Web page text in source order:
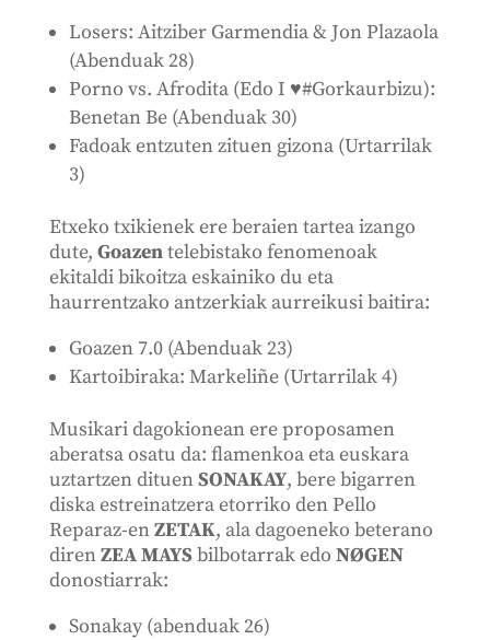
Losers: Aitziber Garmendia & Jon Plazaola
(Abenduak 28)
Porno vs. Afrodita (Edo I ♥#Gorkaurbizu):
Benetan Be (Abenduak 30)
Fadoak entzuten zituen gizona (Urtarrilak
3)
Etxeko txikienek ere beraien tartea izango
dute, Goazentelebistako fenomenoak
ekitaldi bikoitza eskainiko du eta
haurrentzako antzerkiak aurreikusi baitira:
Goazen 7.0 (Abenduak 23)
Kartoibiraka: Markeliñe (Urtarrilak 4)
Musikari dagokionean ere proposamen
aberatsa osatu da: flamenkoa eta euskara
uztartzen dituenSONAKAY, bere bigarren
diska estreinatzera etorriko den Pello
Reparaz-enZETAK, ala dagoeneko beterano
direnZEA MAYSbilbotarrak edo NØGEN
donostiarrak:
Sonakay (abenduak 26)